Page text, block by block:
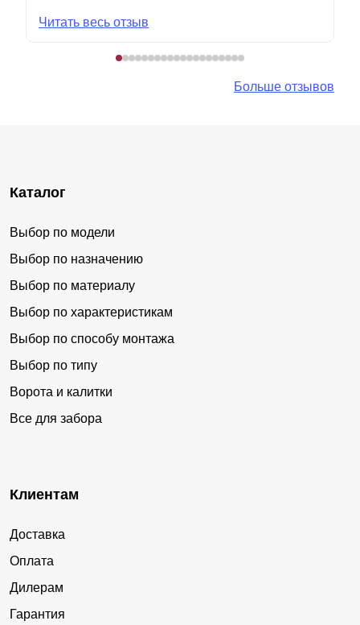
Читать весь отзыв
Больше отзывов
Каталог
Выбор по модели
Выбор по назначению
Выбор по материалу
Выбор по характеристикам
Выбор по способу монтажа
Выбор по типу
Ворота и калитки
Все для забора
Клиентам
Доставка
Оплата
Дилерам
Гарантия